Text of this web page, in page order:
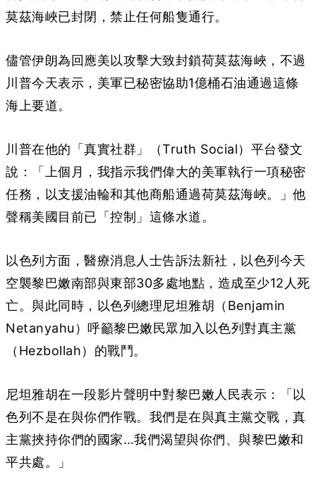
莫茲海峽已封閉，禁止任何船隻通行。
儘管伊朗為回應美以攻擊大致封鎖荷莫茲海峽，不過
川普今天表示，美軍已秘密協助1億桶石油通過這條
海上要道。
川普在他的「真實社群」（Truth Social）平台發文
說：「上個月，我指示我們偉大的美軍執行一項秘密
任務，以支援油輪和其他商船通過荷莫茲海峽。」他
聲稱美國目前已「控制」這條水道。
以色列方面，醫療消息人士告訴法新社，以色列今天
空襲黎巴嫩南部與東部30多處地點，造成至少12人死
亡。與此同時，以色列總理尼坦雅胡（Benjamin
Netanyahu）呼籲黎巴嫩民眾加入以色列對真主黨
（Hezbollah）的戰鬥。
尼坦雅胡在一段影片聲明中對黎巴嫩人民表示：「以
色列不是在與你們作戰。我們是在與真主黨交戰，真
主黨挾持你們的國家…我們渴望與你們、與黎巴嫩和
平共處。」